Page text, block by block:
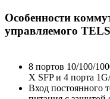
Особенности
управляемого
8 портов 10/100/
X SFP и 4 порта
Вход постоянного